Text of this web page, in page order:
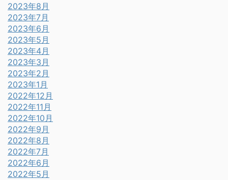
2023年8月
2023年7月
2023年6月
2023年5月
2023年4月
2023年3月
2023年2月
2023年1月
2022年12月
2022年11月
2022年10月
2022年9月
2022年8月
2022年7月
2022年6月
2022年5月